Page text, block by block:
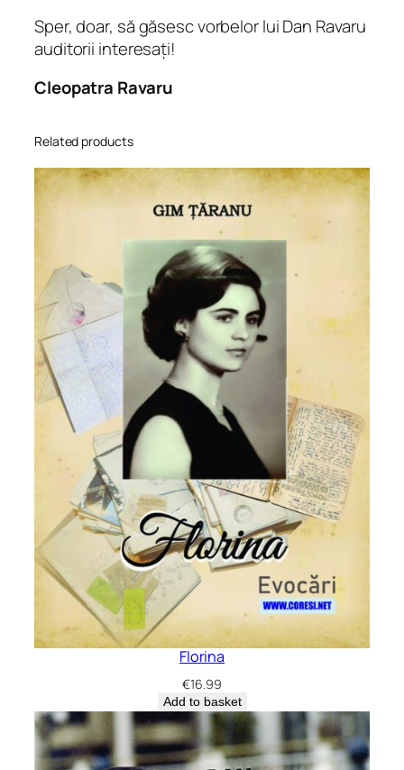
Sper, doar, să găsesc vorbelor lui Dan Ravaru
auditorii interesați!
Cleopatra Ravaru
Related products
Florina
€16.99
Add to basket